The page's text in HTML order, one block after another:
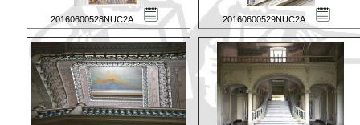
20160600528NUC2A 20160600529NUC2A